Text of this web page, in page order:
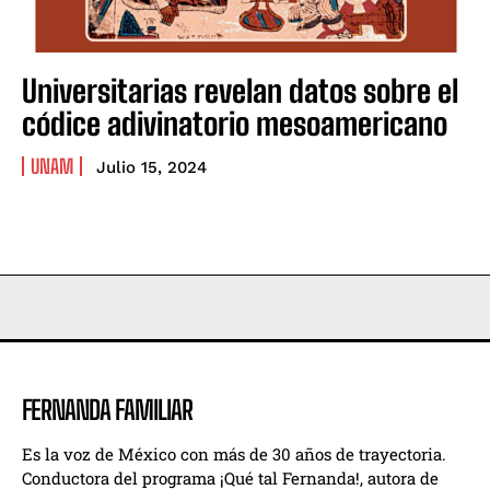
Fundación Sebastián presenta “Maternidad”, la obra
íntima de Maximiliano López-Córdoba
la improvisación en leyenda
Descubren al Nagatitán, el dinosaurio gigante que
pesaba como nueve elefantes
Fundación Sebastián presenta “Maternidad”, la obra
íntima de Maximiliano López-Córdoba
la improvisación en leyenda
Descubren al Nagatitán, el dinosaurio gigante que
pesaba como nueve elefantes
Universitarias revelan datos sobre el
códice adivinatorio mesoamericano
UNAM Julio 15, 2024
FERNANDA FAMILIAR
Es la voz de México con más de 30 años de trayectoria.
Conductora del programa ¡Qué tal Fernanda!, autora de